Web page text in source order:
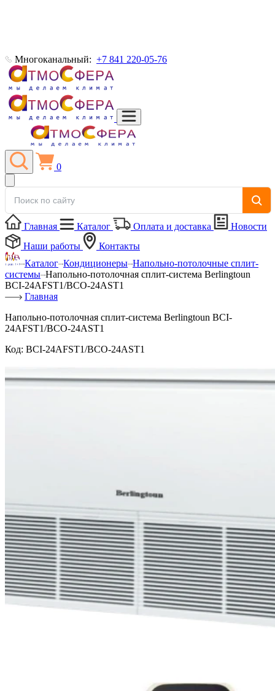
Многоканальный: +7 841 220-05-76
0
Главная Каталог Оплата и доставка
Новости
Наши работы
Контакты
Каталог Кондиционеры Напольно-потолочные сплит-
системы Напольно-потолочная сплит-система Berlingtoun
BCI-24AFST1/BCO-24AST1
Главная
Напольно-потолочная сплит-система Berlingtoun BCI-
24AFST1/BCO-24AST1
Код: BCI-24AFST1/BCO-24AST1